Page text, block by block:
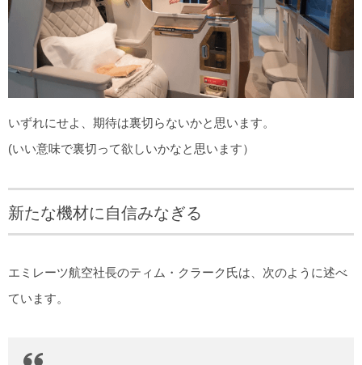
いずれにせよ、期待は裏切らないかと思います。
(いい意味で裏切って欲しいかなと思います）
新たな機材に自信みなぎる
エミレーツ航空社長のティム・クラーク氏は、次のように述べ
ています。